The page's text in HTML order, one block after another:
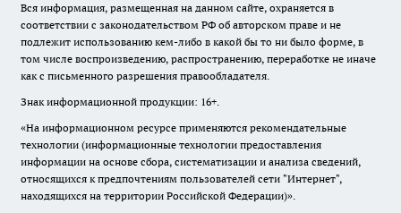
Вся информация, размещенная на данном сайте, охраняется в
соответствии с законодательством РФ об авторском праве и не
подлежит использованию кем-либо в какой бы то ни было форме, в
том числе воспроизведению, распространению, переработке не иначе
как с письменного разрешения правообладателя.
Знак информационной продукции: 16+.
«На информационном ресурсе применяются рекомендательные
технологии (информационные технологии предоставления
информации на основе сбора, систематизации и анализа сведений,
относящихся к предпочтениям пользователей сети "Интернет",
находящихся на территории Российской Федерации)».